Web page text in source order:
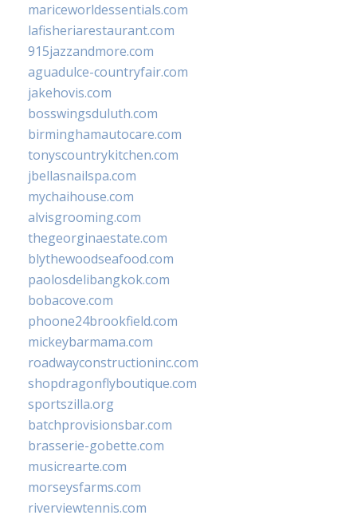
mariceworldessentials.com
lafisheriarestaurant.com
915jazzandmore.com
aguadulce-countryfair.com
jakehovis.com
bosswingsduluth.com
birminghamautocare.com
tonyscountrykitchen.com
jbellasnailspa.com
mychaihouse.com
alvisgrooming.com
thegeorginaestate.com
blythewoodseafood.com
paolosdelibangkok.com
bobacove.com
phoone24brookfield.com
mickeybarmama.com
roadwayconstructioninc.com
shopdragonflyboutique.com
sportszilla.org
batchprovisionsbar.com
brasserie-gobette.com
musicrearte.com
morseysfarms.com
riverviewtennis.com